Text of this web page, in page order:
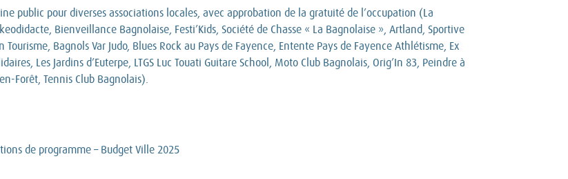
public pour diverses associations locales, avec approbation de la gratuité de l’occupation (La
Bienveillance Bagnolaise, Festi’Kids, Société de Chasse « La Bagnolaise », Artland, Sportive
Bagnols Var Judo, Blues Rock au Pays de Fayence, Entente Pays de Fayence Athlétisme, Ex
Les Jardins d’Euterpe, LTGS Luc Touati Guitare School, Moto Club Bagnolais, Orig’In 83, Peindre à
Forêt, Tennis Club Bagnolais).
de programme – Budget Ville 2025